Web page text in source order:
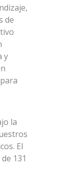
de
y
la
El
131